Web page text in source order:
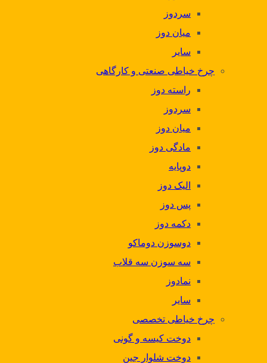
سردوز
میان دوز
سایر
چرخ خیاطی صنعتی و کارگاهی
راسته دوز
سردوز
میان دوز
مادگی دوز
دوپایه
الیک دوز
پس دوز
دکمه دوز
دوسوزن دوماکو
سه سوزن سه قلاب
نمادوز
سایر
چرخ خیاطی تخصصی
دوخت کیسه و گونی
دوخت شلوار جین